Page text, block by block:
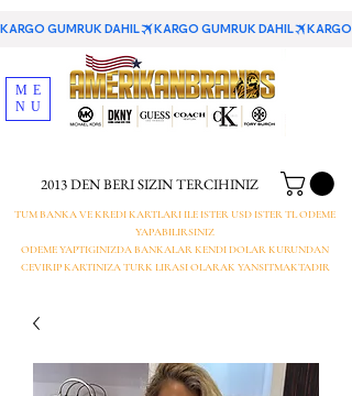
KARGO GUMRUK DAHIL
2013 DEN BERI SIZIN TERCIHINIZ
TUM BANKA VE KREDI KARTLARI ILE ISTER USD ISTER TL ODEME
YAPABILIRSINIZ
ODEME YAPTIGINIZDA BANKALAR KENDI DOLAR KURUNDAN
CEVIRIP KARTINIZA TURK LIRASI OLARAK YANSITMAKTADIR
ME
NU